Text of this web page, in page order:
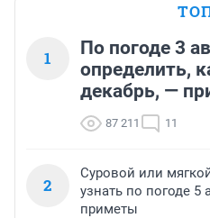
1
По погоде 3
определить,
декабрь, —
87 211 11
2
Суровой или
узнать по погоде
приметы